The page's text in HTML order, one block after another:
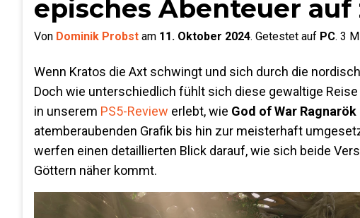
episches Abenteuer
Von Dominik Probst am 11. Oktober 2024. Getestet auf PC. 3
Wenn Kratos die Axt schwingt und sich durch die
Doch wie unterschiedlich fühlt sich diese gewaltige
in unserem PS5-Review erlebt, wie God of War Ragnarök
atemberaubenden Grafik bis hin zur meisterhaft
werfen einen detaillierten Blick darauf, wie sich beide
Göttern näher kommt.